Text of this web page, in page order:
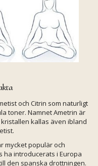
och Citrin som naturligt
toner. Namnet Ametrin är
kallas även ibland
mycket populär och
ha introducerats i Europa
den spanska drottningen.